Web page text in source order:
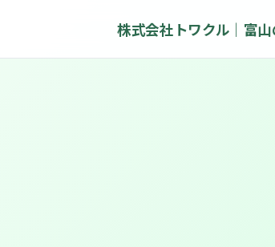
株式会社トワクル｜富